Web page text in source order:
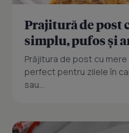
Prajitură de post
simplu, pufos și
Prăjitura de post cu
perfect pentru zilele în
sau...